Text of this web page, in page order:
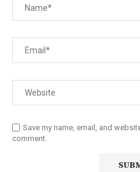
Save my name, email, and
comment.